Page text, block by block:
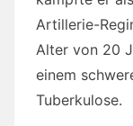
Artillerie-
Alter von 20
einem
Tuberkulose.